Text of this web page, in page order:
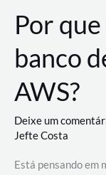
Por
banco
AWS?
Deixe um
Jefte Costa
Está pensando em